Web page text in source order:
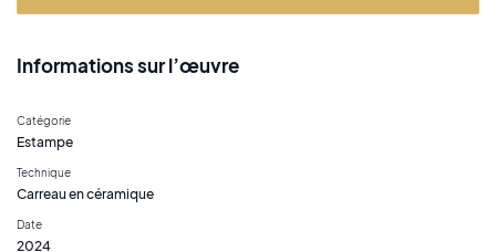
Informations sur l’œuvre
Catégorie
Estampe
Technique
Carreau en céramique
Date
2024